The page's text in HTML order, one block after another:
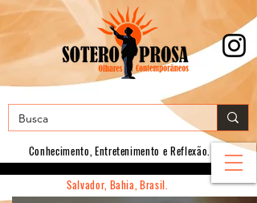
Conhecimento, Entretenimento e Reflexão.
Salvador, Bahia, Brasil.